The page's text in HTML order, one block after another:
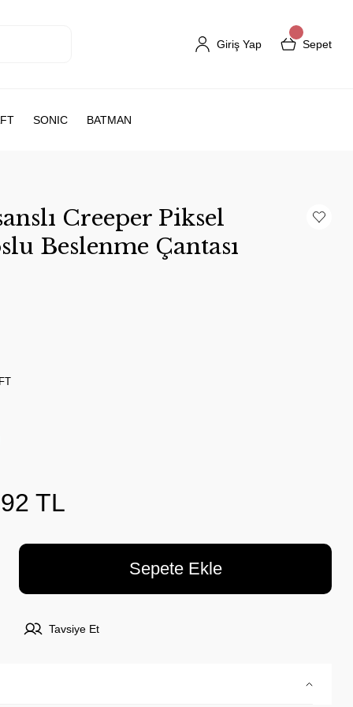
Giriş Yap Sepet
SONIC BATMAN
Creeper Piksel
Beslenme Çantası
TL
Sepete Ekle
Tavsiye Et